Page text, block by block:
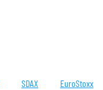
SDAX EuroStoxx